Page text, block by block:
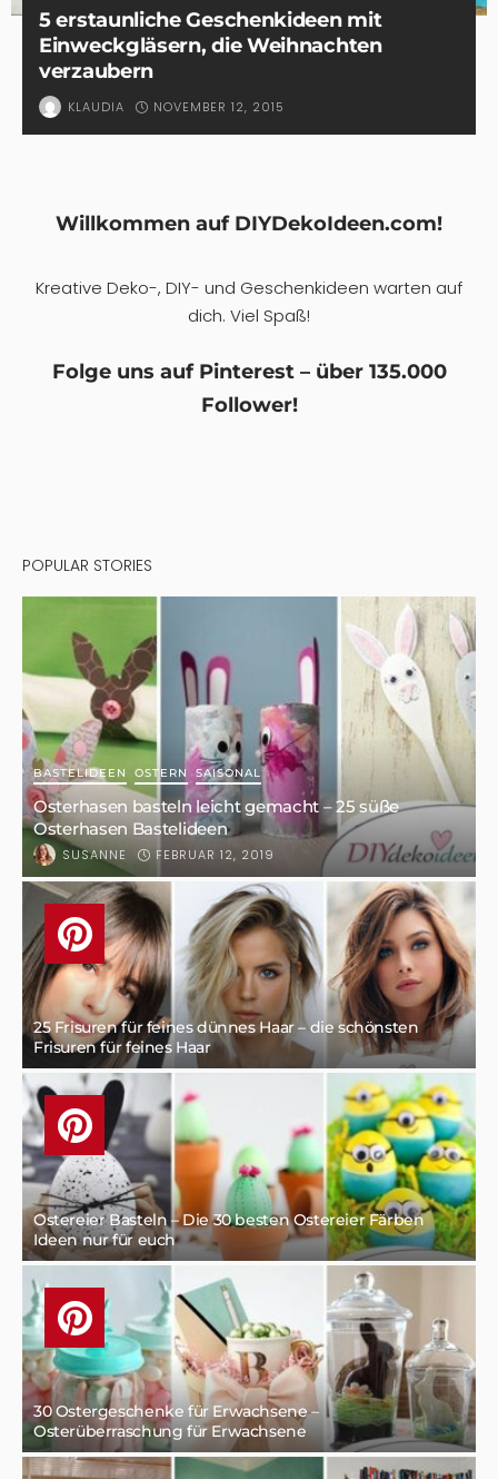
5 erstaunliche Geschenkideen mit
Einweckgläsern, die Weihnachten
verzaubern
KLAUDIA NOVEMBER 12, 2015
Willkommen auf DIYDekoIdeen.com!
Kreative Deko-, DIY- und Geschenkideen warten auf
dich. Viel Spaß!
Folge uns auf Pinterest – über 135.000
Follower!
POPULAR STORIES
BASTELIDEEN OSTERN SAISONAL
Osterhasen basteln leicht gemacht – 25 süße
Osterhasen Bastelideen
SUSANNE FEBRUAR 12, 2019
25 Frisuren für feines dünnes Haar – die schönsten
Frisuren für feines Haar
Ostereier Basteln – Die 30 besten Ostereier Färben
Ideen nur für euch
30 Ostergeschenke für Erwachsene –
Osterüberraschung für Erwachsene